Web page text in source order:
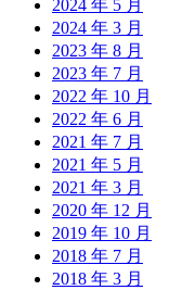
2024 年 5 月
2024 年 3 月
2023 年 8 月
2023 年 7 月
2022 年 10 月
2022 年 6 月
2021 年 7 月
2021 年 5 月
2021 年 3 月
2020 年 12 月
2019 年 10 月
2018 年 7 月
2018 年 3 月